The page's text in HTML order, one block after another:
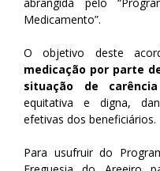
abrangida pelo
Medicamento”.
O objetivo deste
medicação por parte
situação de
equitativa e digna,
efetivas dos beneficiários.
Para usufruir do